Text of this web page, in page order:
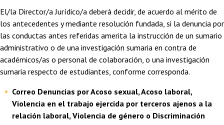
El/la Director/a Jurídico/a deberá decidir, de acuerdo al mérito de
los antecedentes y mediante resolución fundada, si la denuncia por
las conductas antes referidas amerita la instrucción de un sumario
administrativo o de una investigación sumaria en contra de
académicos/as o personal de colaboración, o una investigación
sumaria respecto de estudiantes, conforme corresponda.
Correo Denuncias por Acoso sexual, Acoso laboral,
Violencia en el trabajo ejercida por terceros ajenos a la
relación laboral, Violencia de género o Discriminación